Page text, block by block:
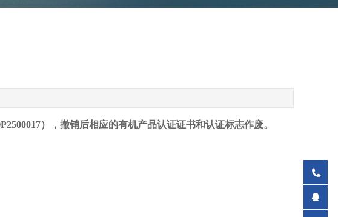
），撤销后相应的有机产品认证证书和认证标志作废。